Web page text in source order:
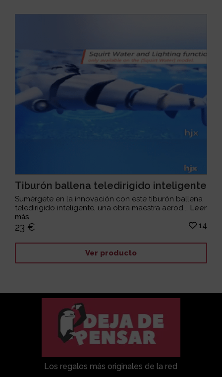
Tiburón ballena teledirigido inteligente
Sumérgete en la innovación con este tiburón ballena
teledirigido inteligente, una obra maestra aerod... Leer
más
23 € 14
Ver producto
Los regalos más originales de la red